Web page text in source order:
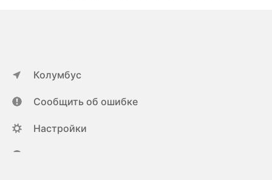
Колумбус
Сообщить об ошибке
Настройки